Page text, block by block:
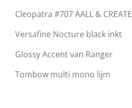
Cleopatra #707 AALL & CREATE
Versafine Nocture black inkt
Glossy Accent van Ranger
Tombow multi mono lijm